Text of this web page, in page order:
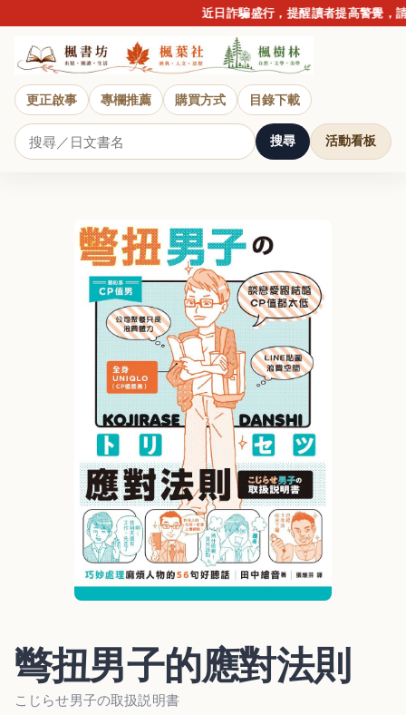
近日詐騙盛行，提醒讀者提高警覺，請
更正啟事 專欄推薦 購買方式 目錄下載
搜尋 活動看板
彆扭男子的應對法則
こじらせ男子の取扱説明書